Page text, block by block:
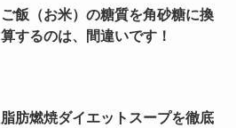
ご飯（お米）の糖質を角砂糖に換
算するのは、間違いです！
脂肪燃焼ダイエットスープを徹底